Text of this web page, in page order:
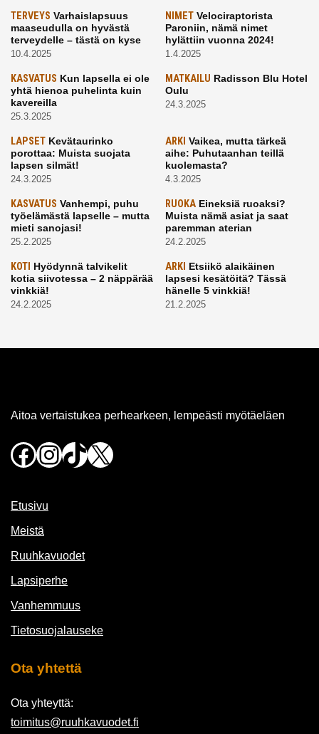
TERVEYS Varhaislapsuus
maaseudulla on hyvästä
terveydelle – tästä on kyse
10.4.2025
NIMETVelociraptorista
Paroniin, nämä nimet
hylättiin vuonna 2024!
1.4.2025
KASVATUS Kun lapsella ei ole
yhtä hienoa puhelinta kuin
kavereilla
25.3.2025
MATKAILU Radisson Blu Hotel
Oulu
24.3.2025
LAPSET Kevätaurinko
porottaa: Muista suojata
lapsen silmät!
24.3.2025
ARKI Vaikea, mutta tärkeä
aihe: Puhutaanhan teillä
kuolemasta?
4.3.2025
KASVATUS Vanhempi, puhu
työelämästä lapselle – mutta
mieti sanojasi!
25.2.2025
RUOKAEineksiä ruoaksi?
Muista nämä asiat ja saat
paremman aterian
24.2.2025
KOTI Hyödynnä talvikelit
kotia siivotessa – 2 näppärää
vinkkiä!
24.2.2025
ARKI Etsiikö alaikäinen
lapsesi kesätöitä? Tässä
hänelle 5 vinkkiä!
21.2.2025
Aitoa vertaistukea perhearkeen, lempeästi myötäeläen
Facebook
Instagram
TikTok
X
Etusivu
Meistä
Ruuhkavuodet
Lapsiperhe
Vanhemmuus
Tietosuojalauseke
Ota yhtettä
Ota yhteyttä:
toimitus@ruuhkavuodet.fi